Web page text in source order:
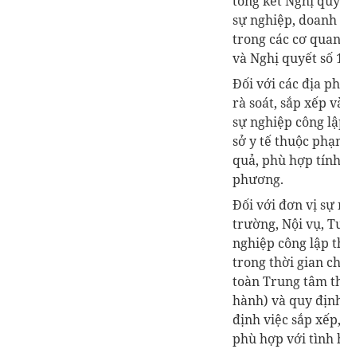
sự nghiệp,
trong các cơ
và Nghị quyết số
Đối với các địa
rà soát, sắp xếp
sự nghiệp công
sở y tế thuộc
quả, phù hợp
phương.
Đối với đơn vị sự
trường, Nội vụ,
nghiệp công lập
trong thời gian
toàn Trung tâm
hành) và quy
định việc sắp
phù hợp với tình